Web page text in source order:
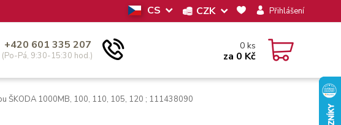
CS CZK Přihlášení
+420 601 335 207
(Po-Pá, 9:30-15:30 hod.)
0 ks
za 0 Kč
ŠKODA 1000MB, 100, 110, 105, 120 ; 111438090